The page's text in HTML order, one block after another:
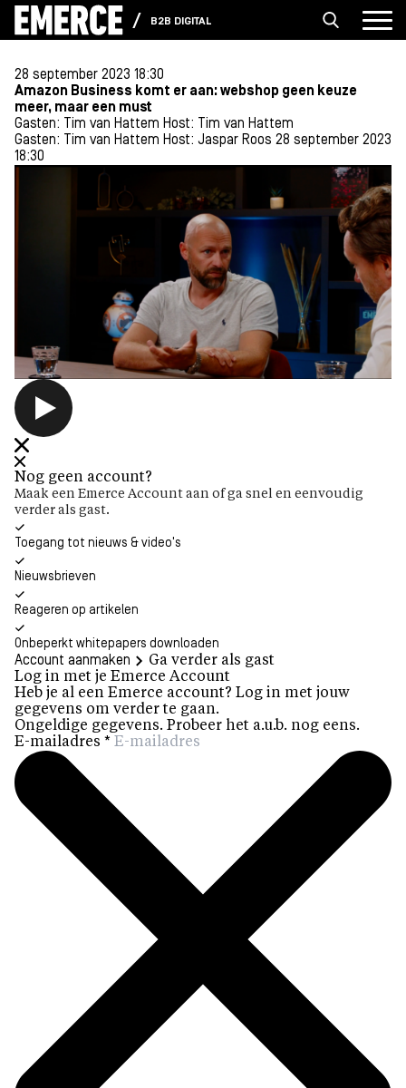
B2B DIGITAL
28 september 2023 18:30
Amazon Business komt er aan: webshop geen keuze
meer, maar een must
Gasten: Tim van Hattem Host: Tim van Hattem
Gasten: Tim van Hattem Host: Jaspar Roos 28 september 2023
18:30
Nog geen account?
Maak een Emerce Account aan of ga snel en eenvoudig
verder als gast.
Toegang tot nieuws & video's
Nieuwsbrieven
Reageren op artikelen
Onbeperkt whitepapers downloaden
Account aanmaken
Ga verder als gast
Log in met je Emerce Account
Heb je al een Emerce account? Log in met jouw
gegevens om verder te gaan.
Ongeldige gegevens. Probeer het a.u.b. nog eens.
E-mailadres *